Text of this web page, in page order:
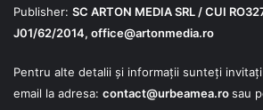
Publisher: SC ARTON MEDIA SRL / CUI
J01/62/2014, office@artonmedia.ro
Pentru alte detalii și informații sunteți
email la adresa: contact@urbeamea.rosau